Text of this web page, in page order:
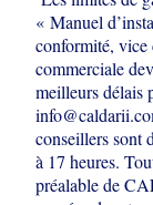
« Manuel
conformité, vice
commerciale
meilleurs délais
conseillers sont
à 17heures.
préalable de